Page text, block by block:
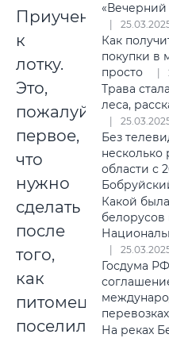
Приучение
к
лотку.
Это,
пожалуй,
первое,
что
нужно
сделать
после
того,
как
питомец
поселился
«Вечерний
Как
покупки в
просто
Трава
леса,
Без
области с
Какой
белорусов
Госдума
перевозках
На реках